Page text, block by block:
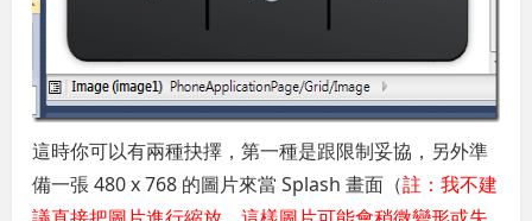
這時你可以有兩種抉擇，第一種是跟限制妥協，另外準
備一張 480 x 768 的圖片來當 Splash 畫面（註：我不建